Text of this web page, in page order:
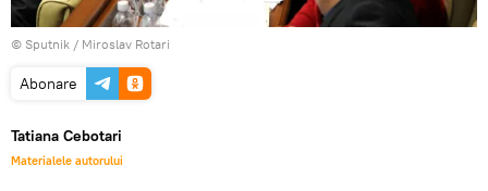
© Sputnik / Miroslav Rotari
Abonare
Tatiana Cebotari
Materialele autorului